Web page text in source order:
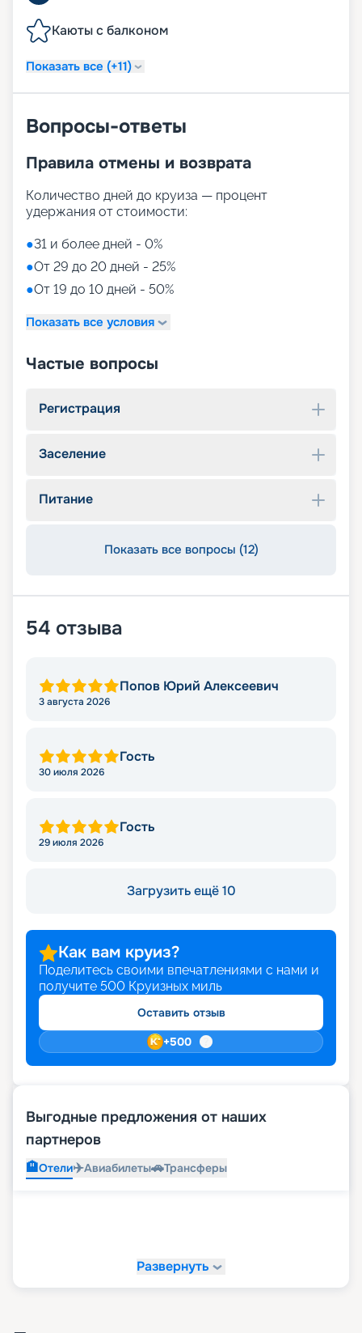
Каюты с балконом
Показать все (+11)
Вопросы-ответы
Правила отмены и возврата
Количество дней до круиза — процент
удержания от стоимости:
●31 и более дней - 0%
●От 29 до 20 дней - 25%
●От 19 до 10 дней - 50%
Показать все условия
Частые вопросы
Регистрация
Заселение
Питание
Показать все вопросы (12)
54 отзыва
Попов Юрий Алексеевич
3 августа 2026
Гость
30 июля 2026
Гость
29 июля 2026
Загрузить ещё 10
Как вам круиз?
Поделитесь своими впечатлениями с нами и
получите 500 Круизных миль
Оставить отзыв
+500
Выгодные предложения от наших
партнеров
🏨Отели✈️Авиабилеты🚗Трансферы
Развернуть